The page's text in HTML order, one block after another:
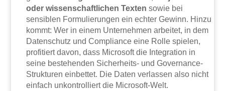
oder wissenschaftlichen Texten sowie bei
sensiblen Formulierungen ein echter Gewinn. Hinzu
kommt: Wer in einem Unternehmen arbeitet, in dem
Datenschutz und Compliance eine Rolle spielen,
profitiert davon, dass Microsoft die Integration in
seine bestehenden Sicherheits- und Governance-
Strukturen einbettet. Die Daten verlassen also nicht
einfach unkontrolliert die Microsoft-Welt.